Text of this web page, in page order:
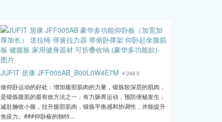
JUFIT 居康 JFF005AB_B00L0W4E7M ￥248.0
做仰卧运动的好处：增加腹部肌肉的力量，锻炼较深层的肌肉，
是锻炼腹肌的最有效方法之一；有力肠胃运动，预防便秘发生；
减肚腩收小腹，拉升腹部肌肉，锻炼平衡感和协调性，并能提升
免疫力。###仰卧板的独特...